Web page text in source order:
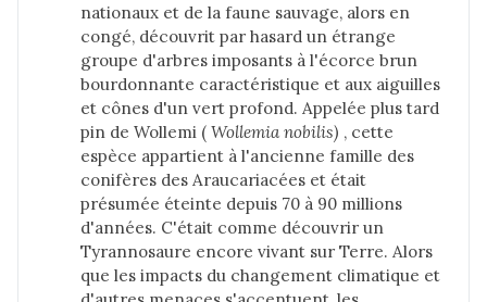
nationaux et de la faune sauvage, alors en
congé, découvrit par hasard un étrange
groupe d'arbres imposants à l'écorce brun
bourdonnante caractéristique et aux aiguilles
et cônes d'un vert profond. Appelée plus tard
pin de Wollemi (Wollemia nobilis) , cette
espèce appartient à l'ancienne famille des
conifères des Araucariacées et était
présumée éteinte depuis 70 à 90 millions
d'années. C'était comme découvrir un
Tyrannosaure encore vivant sur Terre. Alors
que les impacts du changement climatique et